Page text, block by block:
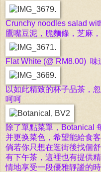
Crunchy noodles salad
鷹嘴豆泥，脆麵條，芝麻
Flat White (@ RM8.00) 味
以如此精致的杯子品茶，
呵呵
除了單點菜單，Botanical
并更换菜色，希望能給食
倘若你只想在逛街後找個
有下午茶，這裡也有提供
情地享受一段優雅靜謐的